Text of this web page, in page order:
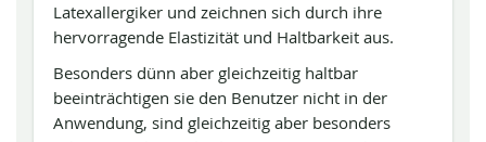
Latexallergiker und zeichnen sich durch ihre
hervorragende Elastizität und Haltbarkeit aus.
Besonders dünn aber gleichzeitig haltbar
beeinträchtigen sie den Benutzer nicht in der
Anwendung, sind gleichzeitig aber besonders